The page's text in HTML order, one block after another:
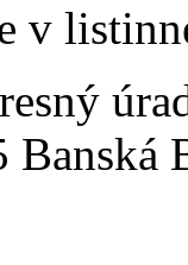
v
úrad
Banská